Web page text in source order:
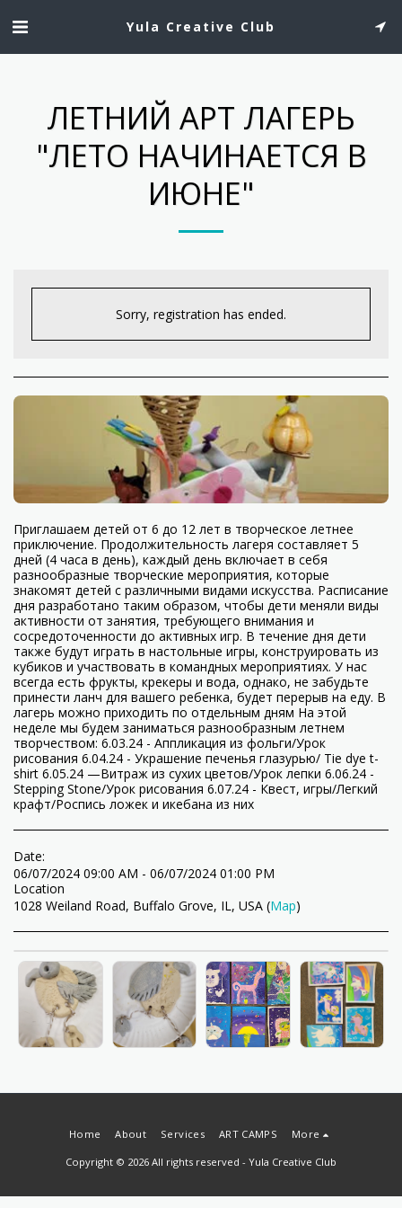
Yula Creative Club
ЛЕТНИЙ АРТ ЛАГЕРЬ
"ЛЕТО НАЧИНАЕТСЯ В
ИЮНЕ"
Sorry, registration has ended.
Приглашаем детей от 6 до 12 лет в творческое летнее
приключение. Продолжительность лагеря составляет 5
дней (4 часа в день), каждый день включает в себя
разнообразные творческие мероприятия, которые
знакомят детей с различными видами искусства. Расписание
дня разработано таким образом, чтобы дети меняли виды
активности от занятия, требующего внимания и
сосредоточенности до активных игр. В течение дня дети
также будут играть в настольные игры, конструировать из
кубиков и участвовать в командных мероприятиях. У нас
всегда есть фрукты, крекеры и вода, однако, не забудьте
принести ланч для вашего ребенка, будет перерыв на еду. В
лагерь можно приходить по отдельным дням На этой
неделе мы будем заниматься разнообразным летнем
творчеством: 6.03.24 - Аппликация из фольги/Урок
рисования 6.04.24 - Украшение печенья глазурью/ Tie dye t-
shirt 6.05.24 —Витраж из сухих цветов/Урок лепки 6.06.24 -
Stepping Stone/Урок рисования 6.07.24 - Квест, игры/Легкий
крафт/Роспись ложек и икебана из них
Date:
06/07/2024 09:00 AM - 06/07/2024 01:00 PM
Location
1028 Weiland Road, Buffalo Grove, IL, USA (Map)
Home About Services ART CAMPS More
Copyright © 2026 All rights reserved - Yula Creative Club